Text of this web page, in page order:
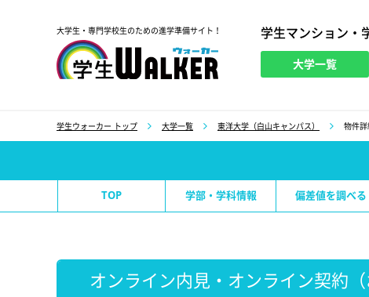
大学生・専門学校生のための進学準備サイト！ 学生マンション・
大学一覧
学生ウォーカー トップ 大学一覧 東洋大学（白山キャンパス） 物件詳
TOP 学部・学科情報 偏差値を調べる
オンライン内見・オンライン契約